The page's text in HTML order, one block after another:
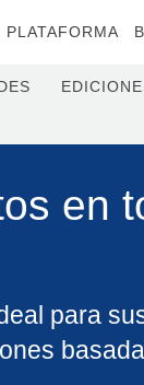
PLATAFORMA
en
para